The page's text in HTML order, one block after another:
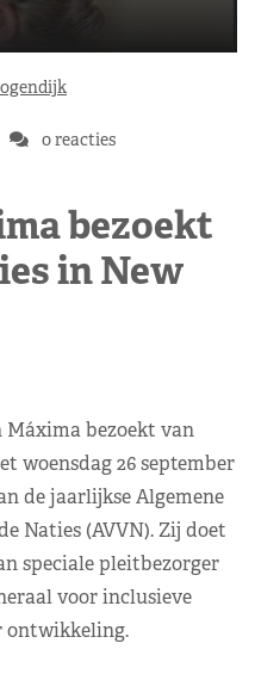
0 reacties
bezoekt
in New
bezoekt van
woensdag 26 september
de jaarlijkse Algemene
Naties (AVVN). Zij doet
speciale pleitbezorger
voor inclusieve
ontwikkeling.